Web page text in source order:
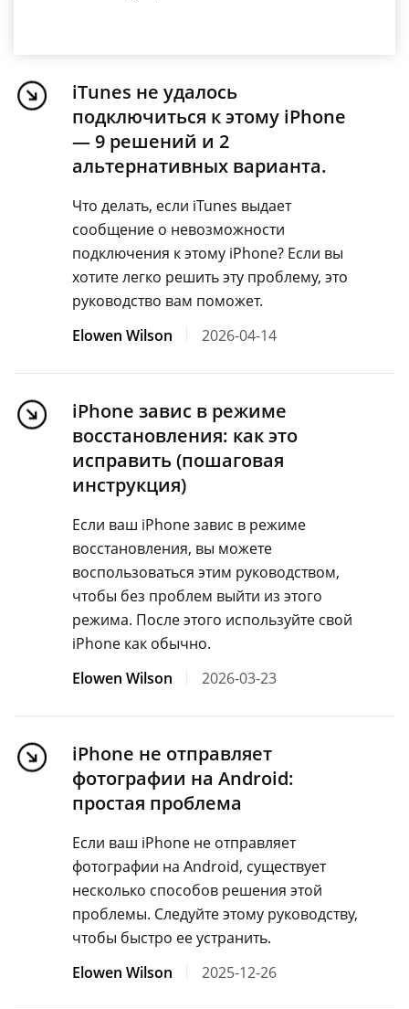
iTunes не удалось
подключиться к этому iPhone
— 9 решений и 2
альтернативных варианта.
Что делать, если iTunes выдает
сообщение о невозможности
подключения к этому iPhone? Если вы
хотите легко решить эту проблему, это
руководство вам поможет.
Elowen Wilson
2026-04-14
iPhone завис в режиме
восстановления: как это
исправить (пошаговая
инструкция)
Если ваш iPhone завис в режиме
восстановления, вы можете
воспользоваться этим руководством,
чтобы без проблем выйти из этого
режима. После этого используйте свой
iPhone как обычно.
Elowen Wilson
2026-03-23
iPhone не отправляет
фотографии на Android:
простая проблема
Если ваш iPhone не отправляет
фотографии на Android, существует
несколько способов решения этой
проблемы. Следуйте этому руководству,
чтобы быстро ее устранить.
Elowen Wilson
2025-12-26